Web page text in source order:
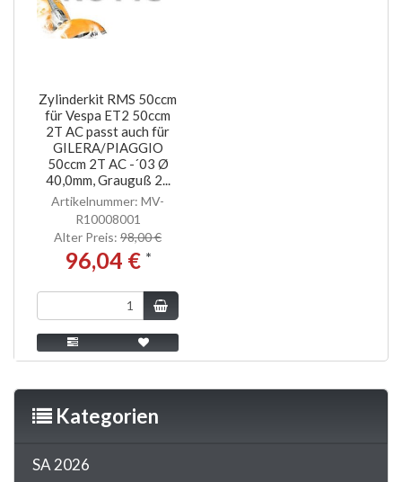
Zylinderkit RMS 50ccm
für Vespa ET2 50ccm
2T AC passt auch für
GILERA/PIAGGIO
50ccm 2T AC -´03 Ø
40,0mm, Grauguß 2...
Artikelnummer: MV-
R10008001
Alter Preis: 98,00 €
96,04 € *
Kategorien
SA 2026